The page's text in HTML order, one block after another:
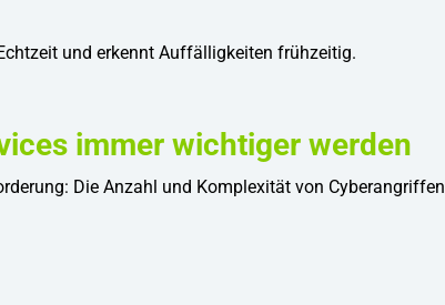
und erkennt Auffälligkeiten frühzeitig.
immer wichtiger werden
Die Anzahl und Komplexität von Cyberangriffen